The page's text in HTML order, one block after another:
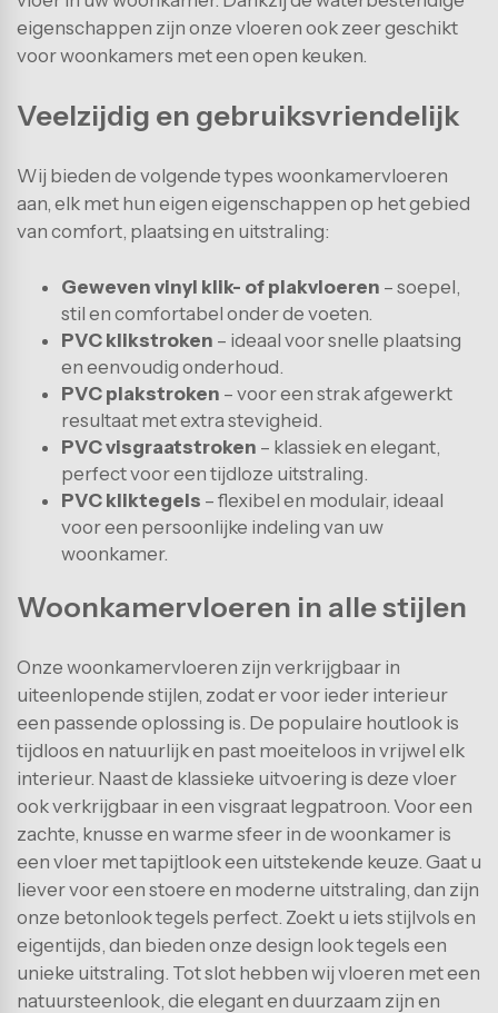
eigenschappen zijn onze vloeren ook zeer geschikt
voor woonkamers met een open keuken.
Veelzijdig en gebruiksvriendelijk
Wij bieden de volgende types woonkamervloeren
aan, elk met hun eigen eigenschappen op het gebied
van comfort, plaatsing en uitstraling:
Geweven vinyl klik- of plakvloeren – soepel,
stil en comfortabel onder de voeten.
PVC klikstroken – ideaal voor snelle plaatsing
en eenvoudig onderhoud.
PVC plakstroken – voor een strak afgewerkt
resultaat met extra stevigheid.
PVC visgraatstroken – klassiek en elegant,
perfect voor een tijdloze uitstraling.
PVC kliktegels – flexibel en modulair, ideaal
voor een persoonlijke indeling van uw
woonkamer.
Woonkamervloeren in alle stijlen
Onze woonkamervloeren zijn verkrijgbaar in
uiteenlopende stijlen, zodat er voor ieder interieur
een passende oplossing is. De populaire houtlook is
tijdloos en natuurlijk en past moeiteloos in vrijwel elk
interieur. Naast de klassieke uitvoering is deze vloer
ook verkrijgbaar in een visgraat legpatroon. Voor een
zachte, knusse en warme sfeer in de woonkamer is
een vloer met tapijtlook een uitstekende keuze. Gaat u
liever voor een stoere en moderne uitstraling, dan zijn
onze betonlook tegels perfect. Zoekt u iets stijlvols en
eigentijds, dan bieden onze design look tegels een
unieke uitstraling. Tot slot hebben wij vloeren met een
natuursteenlook, die elegant en duurzaam zijn en